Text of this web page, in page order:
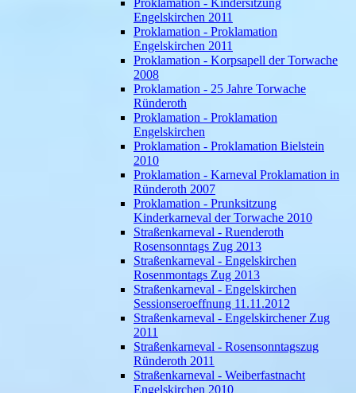
Proklamation - Kindersitzung
Engelskirchen 2011
Proklamation - Proklamation
Engelskirchen 2011
Proklamation - Korpsapell der Torwache
2008
Proklamation - 25 Jahre Torwache
Ründeroth
Proklamation - Proklamation
Engelskirchen
Proklamation - Proklamation Bielstein
2010
Proklamation - Karneval Proklamation in
Ründeroth 2007
Proklamation - Prunksitzung
Kinderkarneval der Torwache 2010
Straßenkarneval - Ruenderoth
Rosensonntags Zug 2013
Straßenkarneval - Engelskirchen
Rosenmontags Zug 2013
Straßenkarneval - Engelskirchen
Sessionseroeffnung 11.11.2012
Straßenkarneval - Engelskirchener Zug
2011
Straßenkarneval - Rosensonntagszug
Ründeroth 2011
Straßenkarneval - Weiberfastnacht
Engelskirchen 2010